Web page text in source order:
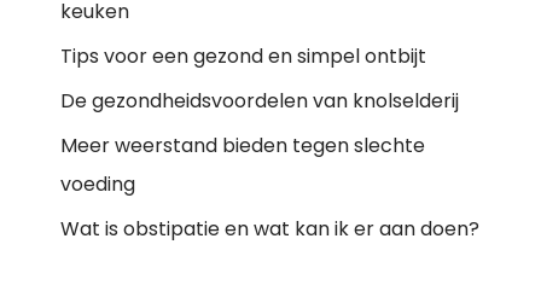
keuken
Tips voor een gezond en simpel ontbijt
De gezondheidsvoordelen van knolselderij
Meer weerstand bieden tegen slechte
voeding
Wat is obstipatie en wat kan ik er aan doen?